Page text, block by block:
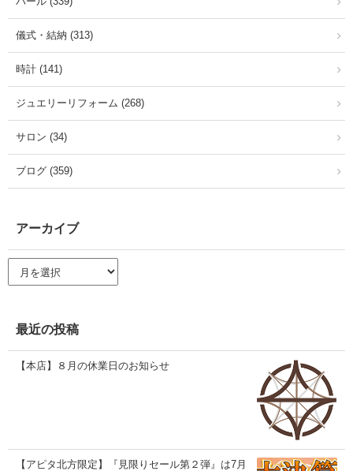
儀式・結納 (313)
時計 (141)
ジュエリーリフォーム (268)
サロン (34)
ブログ (359)
アーカイブ
ー
ブ
最近の投稿
【本店】８月の休業日のお知らせ
【アピタ北方限定】『見限りセール第２弾』は7月